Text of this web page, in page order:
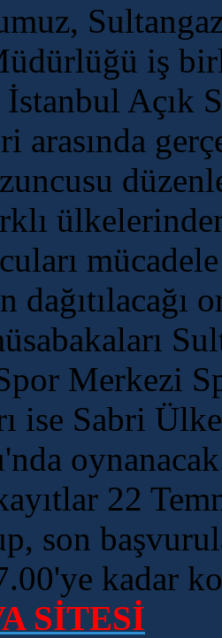
iş
İstanbul Açık
arasında
dağıtılacağı
Merkezi
ise Sabri
22
son
kadar
SİTESİ